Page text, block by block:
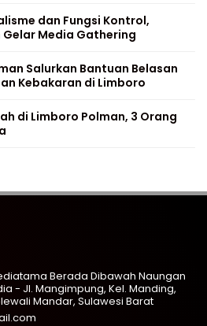
dan Fungsi Kontrol,
Gelar Media Gathering
Salurkan Bantuan Belasan
Kebakaran di Limboro
di Limboro Polman, 3 Orang
Berada Dibawah Naungan
- Jl. Mangimpung, Kel. Manding,
Mandar, Sulawesi Barat